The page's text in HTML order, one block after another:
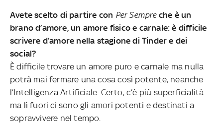
Avete scelto di partire con Per Sempreche è un
brano d’amore, un amore fisico e carnale: è difficile
scrivere d’amore nella stagione di Tinder e dei
social?
È difficile trovare un amore puro e carnale ma nulla
potrà mai fermare una cosa così potente, neanche
l’Intelligenza Artificiale. Certo, c’è più superficialità
ma lì fuori ci sono gli amori potenti e destinati a
sopravvivere nel tempo.